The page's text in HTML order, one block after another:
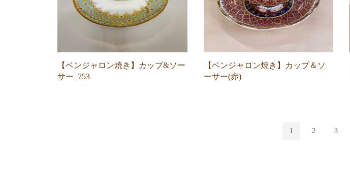
【ベンジャロン焼き】カップ&ソー
サー_753
【ベンジャロン焼き】カップ＆ソ
ーサー(赤)
1 2 3